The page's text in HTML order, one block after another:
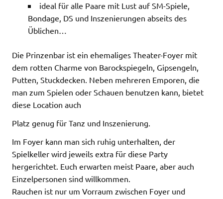
ideal für alle Paare mit Lust auf SM-Spiele,
Bondage, DS und Inszenierungen abseits des
Üblichen…
Die Prinzenbar ist ein ehemaliges Theater-Foyer mit
dem rotten Charme von Barockspiegeln, Gipsengeln,
Putten, Stuckdecken. Neben mehreren Emporen, die
man zum Spielen oder Schauen benutzen kann, bietet
diese Location auch
Platz genug für Tanz und Inszenierung.
Im Foyer kann man sich ruhig unterhalten, der
Spielkeller wird jeweils extra für diese Party
hergerichtet. Euch erwarten meist Paare, aber auch
Einzelpersonen sind willkommen.
Rauchen ist nur um Vorraum zwischen Foyer und